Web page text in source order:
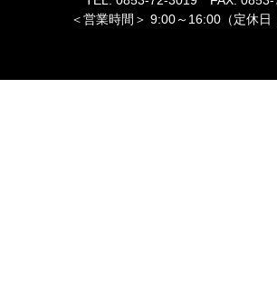
＜営業時間＞ 9:00～16:00（定休日